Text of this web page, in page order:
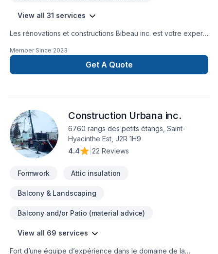
View all 31 services
Les rénovations et constructions Bibeau inc. est votre expert
Drain français, Entretien commercial, Entretien ménager,
Excavation, Fissures, Fondations, Maçonnerie, Margelle,
Plancher, Salle de bain, Sous-sol dans les secteurs de Centre
privilégions la transparence, l'écoute et l'efficacité pour bâtir
des relations de confiance avec nos clients. Transformons
ensemble vos idées en réalité. Contactez-nous dès
maintenant.
Member Since 2023
Get A Quote
Construction Urbana inc.
6760 rangs des petits étangs, Saint-
Hyacinthe Est, J2R 1H9
4.4
22 Reviews
Formwork Attic insulation
Balcony & Landscaping
Balcony and/or Patio (material advice)
View all 69 services
Fort d’une équipe d’expérience dans le domaine de la